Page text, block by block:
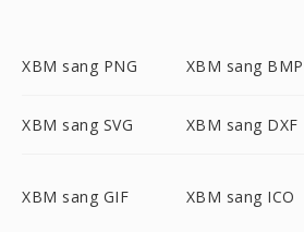
XBM sang PNG XBM sang BMP
XBM sang SVG XBM sang DXF
XBM sang GIF XBM sang ICO